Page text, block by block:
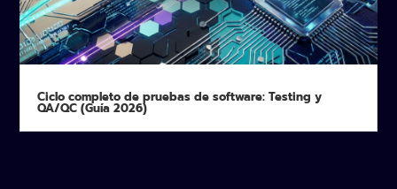
Ciclo completo de pruebas de software: Testing y
QA/QC (Guía 2026)